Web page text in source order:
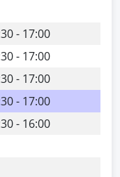
- 17:00
- 17:00
- 17:00
- 17:00
- 16:00